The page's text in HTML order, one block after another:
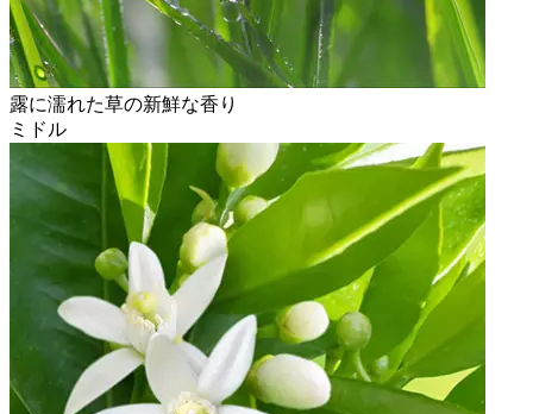
露に濡れた草の新鮮な香り
ミドル